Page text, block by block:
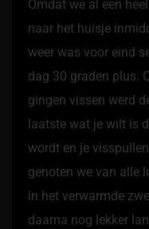
Omdat we al een
naar het huisje
weer was voor eind
dag 30 graden plus.
gingen vissen werd
laatste wat je wilt is
wordt en je
genoten we van alle
in het verwarmde
daarna nog lekker